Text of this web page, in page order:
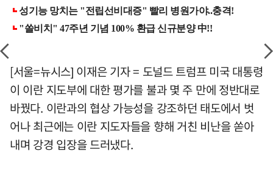
[서울=뉴시스] 이재은 기자 = 도널드 트럼프 미국 대통령
이 이란 지도부에 대한 평가를 불과 몇 주 만에 정반대로
바꿨다. 이란과의 협상 가능성을 강조하던 태도에서 벗
어나 최근에는 이란 지도자들을 향해 거친 비난을 쏟아
내며 강경 입장을 드러냈다.